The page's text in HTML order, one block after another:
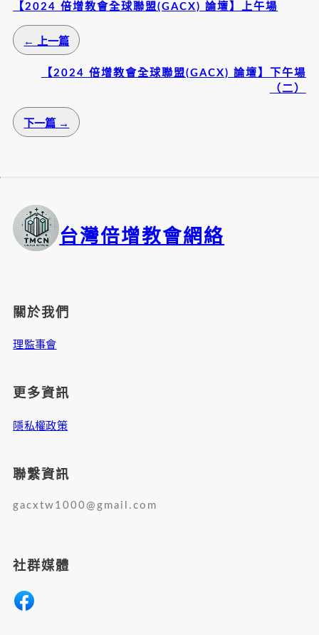
【2024 倍增教會全球聯盟(GACX) 論壇】上午場
← 上一篇
【2024 倍增教會全球聯盟(GACX) 論壇】下午場
（二）
下一篇 →
台灣倍增教會網絡
關於我們
理監事會
更多資訊
隱私權政策
聯繫資訊
gacxtw1000@gmail.com
社群媒體